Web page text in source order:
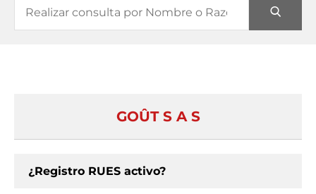
GOÛT S A S
¿Registro RUES activo?